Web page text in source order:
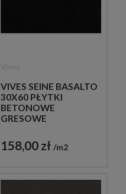
VIVES SEINE BASALTO
30X60 PŁYTKI
BETONOWE
GRESOWE
158,00 zł m2